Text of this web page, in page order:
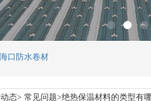
口防水卷材
态> 常见问题>绝热保温材料的类型有